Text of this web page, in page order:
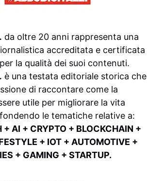
da oltre 20 anni rappresenta una
accreditata e certificata
per la qualità dei suoi contenuti.
è una testata editoriale storica che
di raccontare come la
utile per migliorare la vita
le tematiche relative a:
+ AI + CRYPTO + BLOCKCHAIN +
+ IOT + AUTOMOTIVE +
+ GAMING + STARTUP.